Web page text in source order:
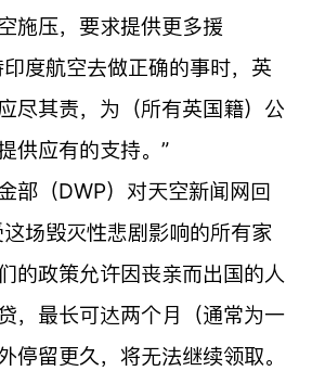
施压，要求提供更多援
度航空去做正确的事时，英
尽其责，为（所有英国籍）公
供应有的支持。”
部（DWP）对天空新闻网回
场毁灭性悲剧影响的所有家
的政策允许因丧亲而出国的人
，最长可达两个月（通常为一
停留更久，将无法继续领取。